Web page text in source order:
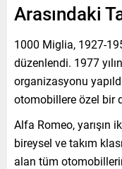
Arasındaki
1000 Miglia, 1927-
düzenlendi. 1977
organizasyonu
otomobillere özel bir
Alfa Romeo, yarışın
bireysel ve takım
alan tüm